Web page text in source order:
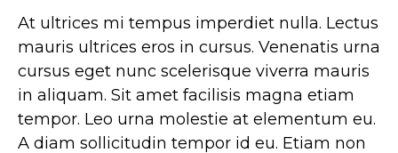
At ultrices mi tempus imperdiet nulla. Lectus
mauris ultrices eros in cursus. Venenatis urna
cursus eget nunc scelerisque viverra mauris
in aliquam. Sit amet facilisis magna etiam
tempor. Leo urna molestie at elementum eu.
A diam sollicitudin tempor id eu. Etiam non